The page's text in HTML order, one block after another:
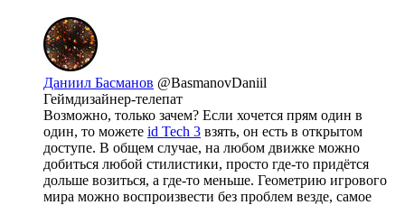
Даниил Басманов @BasmanovDaniil
Геймдизайнер-телепат
Возможно, только зачем? Если хочется прям один в
один, то можете id Tech 3 взять, он есть в открытом
доступе. В общем случае, на любом движке можно
добиться любой стилистики, просто где-то придётся
дольше возиться, а где-то меньше. Геометрию игрового
мира можно воспроизвести без проблем везде, самое